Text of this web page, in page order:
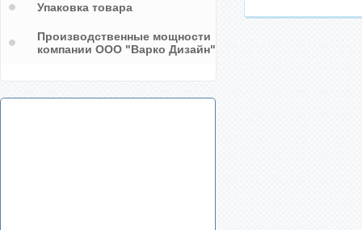
Упаковка товара
Производственные мощности
компании ООО "Варко Дизайн"